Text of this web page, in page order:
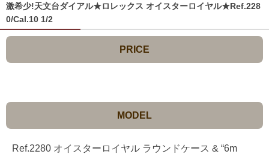
激希少!天文台ダイアル★ロレックス オイスターロイヤル★Ref.228
0/Cal.10 1/2
PRICE
MODEL
Ref.2280 オイスターロイヤル ラウンドケース & “6m